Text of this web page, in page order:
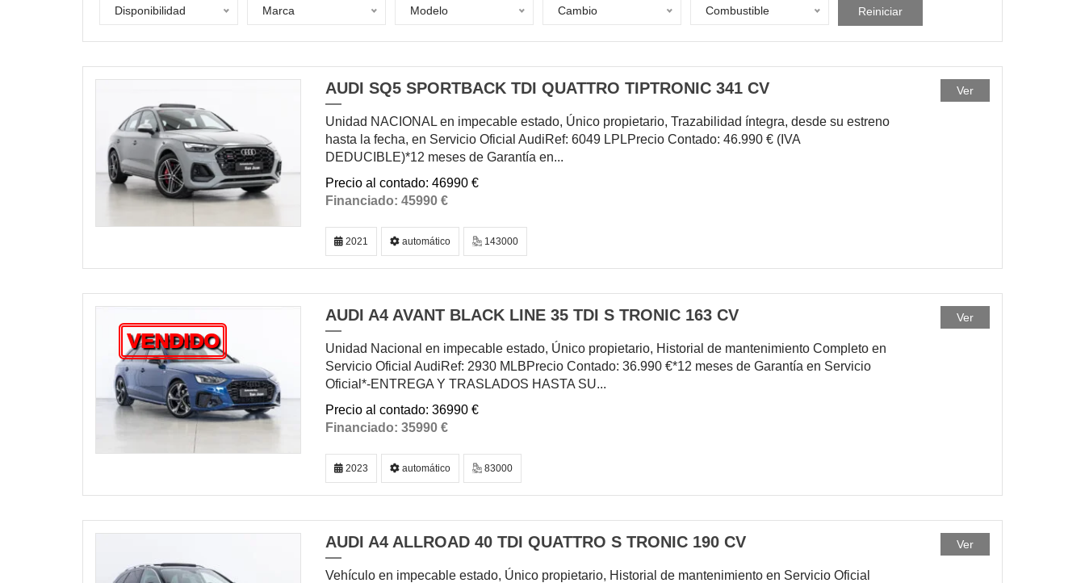
Disponibilidad Marca Modelo Cambio Combustible Reiniciar
DISPONIBLE
AUDI SQ5 SPORTBACK TDI QUATTRO TIPTRONIC 341 CV
Unidad NACIONAL en impecable estado, Único propietario, Trazabilidad íntegra, desde su estreno
hasta la fecha, en Servicio Oficial AudiRef: 6049 LPLPrecio Contado: 46.990 € (IVA
DEDUCIBLE)*12 meses de Garantía en...
46990 €
45990 €
Ver
2021 automático 143000
VENDIDO
AUDI A4 AVANT BLACK LINE 35 TDI S TRONIC 163 CV
Unidad Nacional en impecable estado, Único propietario, Historial de mantenimiento Completo en
Servicio Oficial AudiRef: 2930 MLBPrecio Contado: 36.990 €*12 meses de Garantía en Servicio
Oficial*-ENTREGA Y TRASLADOS HASTA SU...
36990 €
35990 €
Ver
2023 automático 83000
DISPONIBLE
AUDI A4 ALLROAD 40 TDI QUATTRO S TRONIC 190 CV
Vehículo en impecable estado, Único propietario, Historial de mantenimiento en Servicio Oficial
Ver